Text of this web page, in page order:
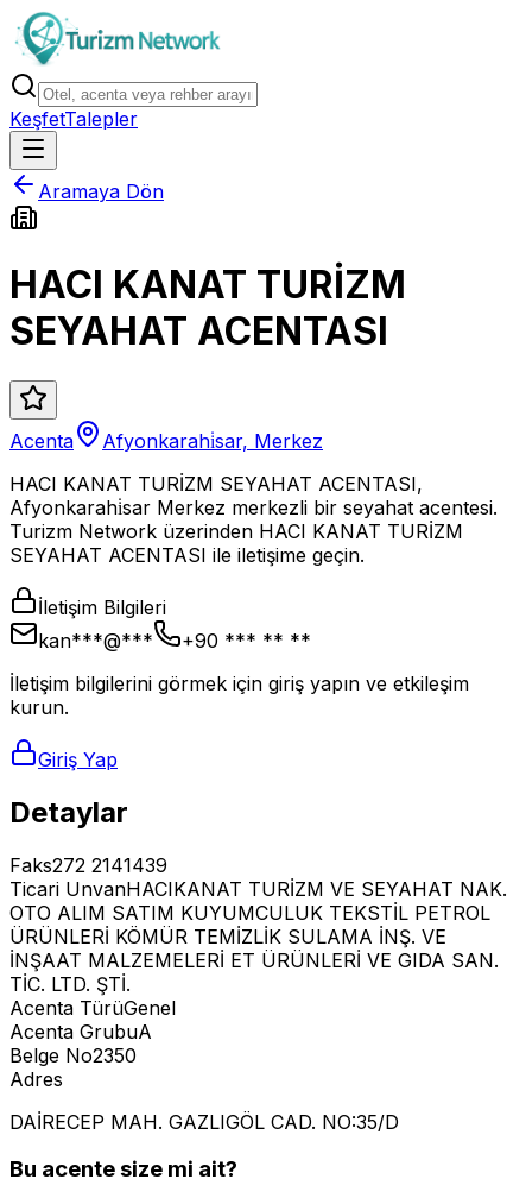
KeşfetTalepler
Aramaya Dön
HACI KANAT TURİZM
SEYAHAT ACENTASI
Acenta
Afyonkarahi̇sar, Merkez
HACI KANAT TURİZM SEYAHAT ACENTASI,
Afyonkarahi̇sar Merkez merkezli bir seyahat acentesi.
Turizm Network üzerinden HACI KANAT TURİZM
SEYAHAT ACENTASI ile iletişime geçin.
İletişim Bilgileri
kan***@***
+90 *** ** **
İletişim bilgilerini görmek için giriş yapın ve etkileşim
kurun.
Giriş Yap
Detaylar
Faks272 2141439
Ticari UnvanHACIKANAT TURİZM VE SEYAHAT NAK.
OTO ALIM SATIM KUYUMCULUK TEKSTİL PETROL
ÜRÜNLERİ KÖMÜR TEMİZLİK SULAMA İNŞ. VE
İNŞAAT MALZEMELERİ ET ÜRÜNLERİ VE GIDA SAN.
TİC. LTD. ŞTİ.
Acenta TürüGenel
Acenta GrubuA
Belge No2350
Adres
DAİRECEP MAH. GAZLIGÖL CAD. NO:35/D
Bu acente size mi ait?